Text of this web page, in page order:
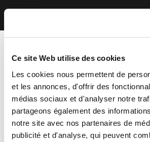
Ce site Web utilise des cookies
Les cookies nous permettent de
et les annonces, d'offrir des
médias sociaux et d'analyser notre
partageons également des
notre site avec nos partenaires de
publicité et d'analyse, qui peuvent